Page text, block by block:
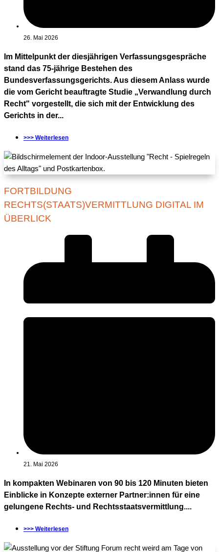
26. Mai 2026
Im Mittelpunkt der diesjährigen Verfassungsgespräche
stand das 75-jährige Bestehen des
Bundesverfassungsgerichts. Aus diesem Anlass wurde
die vom Gericht beauftragte Studie „Verwandlung durch
Recht" vorgestellt, die sich mit der Entwicklung des
Gerichts in der...
>>> Weiterlesen
FORTBILDUNG
RECHTS(STAATS)VERMITTLUNG DIGITAL IM
ÜBERLICK
21. Mai 2026
In kompakten Webinaren von 90 bis 120 Minuten bieten
Einblicke in Konzepte externer Partner:innen für eine
gelungene Rechts- und Rechtsstaatsvermittlung....
>>> Weiterlesen